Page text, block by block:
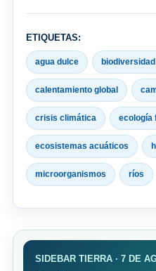
ETIQUETAS:
agua dulce
calentamiento global
crisis climática ecología
ecosistemas acuáticos
microorganismos ríos
SIDEBAR TIERRA · 7 DE